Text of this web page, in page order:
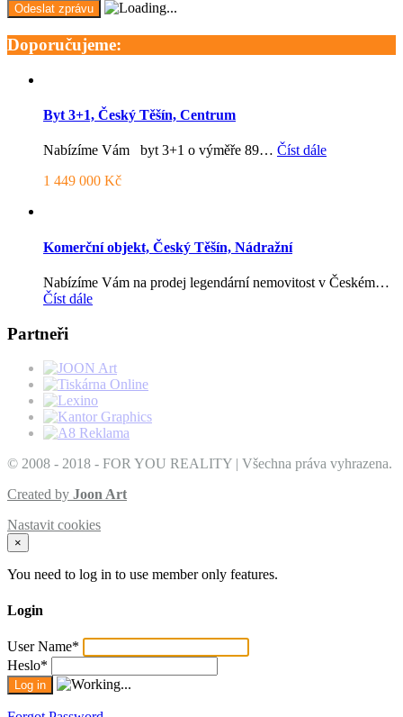
Doporučujeme:
Byt 3+1, Český Těšín, Centrum
Nabízíme Vám byt 3+1 o výměře 89… Číst dále
1 449 000 Kč
Komerční objekt, Český Těšín, Nádražní
Nabízíme Vám na prodej legendární nemovitost v Českém…
Číst dále
Partneři
© 2008 - 2018 - FOR YOU REALITY | Všechna práva vyhrazena.
Created by Joon Art
Nastavit cookies
×
You need to log in to use member only features.
Login
User Name*
Heslo*